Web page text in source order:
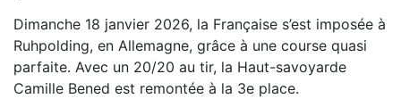
Dimanche 18 janvier 2026, la Française s’est imposée à
Ruhpolding, en Allemagne, grâce à une course quasi
parfaite. Avec un 20/20 au tir, la Haut-savoyarde
Camille Bened est remontée à la 3e place.